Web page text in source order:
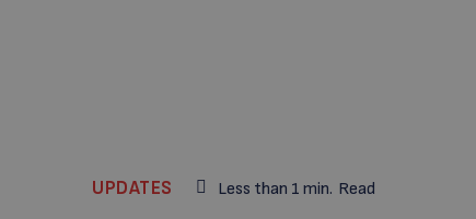
UPDATES Less than 1 min. Read